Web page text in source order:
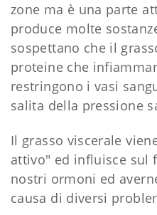
zone ma è una parte
produce molte
sospettano che il
proteine che
restringono i vasi
salita della pressione
Il grasso viscerale
attivo" ed influisce sul
nostri ormoni ed
causa di diversi